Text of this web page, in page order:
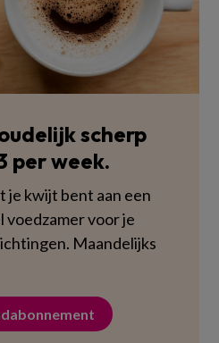
scherp
per week.
je kwijt bent aan een
voedzamer voor je
Maandelijks